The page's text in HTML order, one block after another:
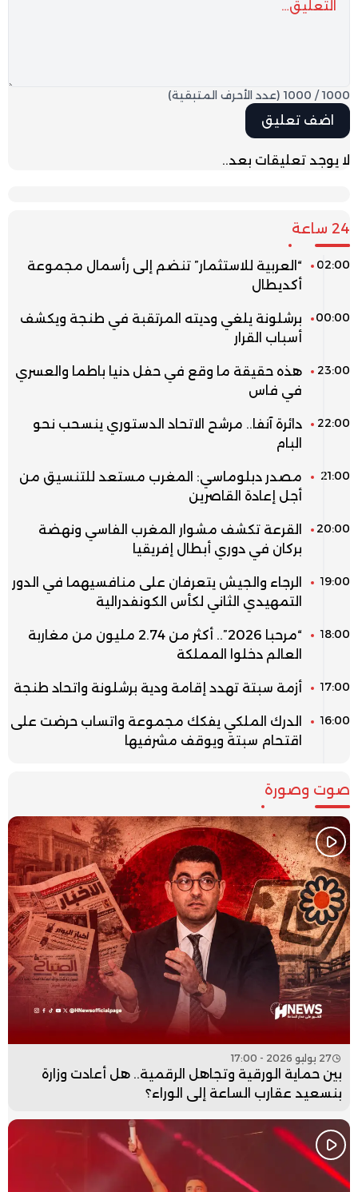
1000
/
1000 (عدد الأحرف المتبقية)
لا يوجد تعليقات بعد..
24 ساعة
02:00
“العربية للاستثمار” تنضم إلى رأسمال مجموعة
أكديطال
00:00
برشلونة يلغي وديته المرتقبة في طنجة ويكشف
أسباب القرار
23:00
هذه حقيقة ما وقع في حفل دنيا باطما والعسري
في فاس
22:00
دائرة آنفا.. مرشح الاتحاد الدستوري ينسحب نحو
البام
21:00
مصدر دبلوماسي: المغرب مستعد للتنسيق من
أجل إعادة القاصرين
20:00
القرعة تكشف مشوار المغرب الفاسي ونهضة
بركان في دوري أبطال إفريقيا
19:00
الرجاء والجيش يتعرفان على منافسيهما في الدور
التمهيدي الثاني لكأس الكونفدرالية
18:00
“مرحبا 2026”.. أكثر من 2.74 مليون من مغاربة
العالم دخلوا المملكة
17:00 أزمة سبتة تهدد إقامة ودية برشلونة واتحاد طنجة
16:00
الدرك الملكي يفكك مجموعة واتساب حرضت على
اقتحام سبتة ويوقف مشرفيها
صوت وصورة
27 يوليو 2026 - 17:00
بين حماية الورقية وتجاهل الرقمية.. هل أعادت وزارة
بنسعيد عقارب الساعة إلى الوراء؟